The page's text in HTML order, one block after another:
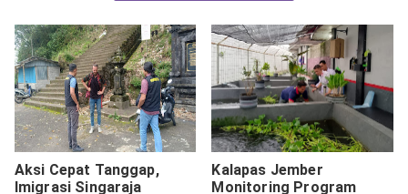
Aksi Cepat Tanggap,
Imigrasi Singaraja
Kalapas Jember
Monitoring Program